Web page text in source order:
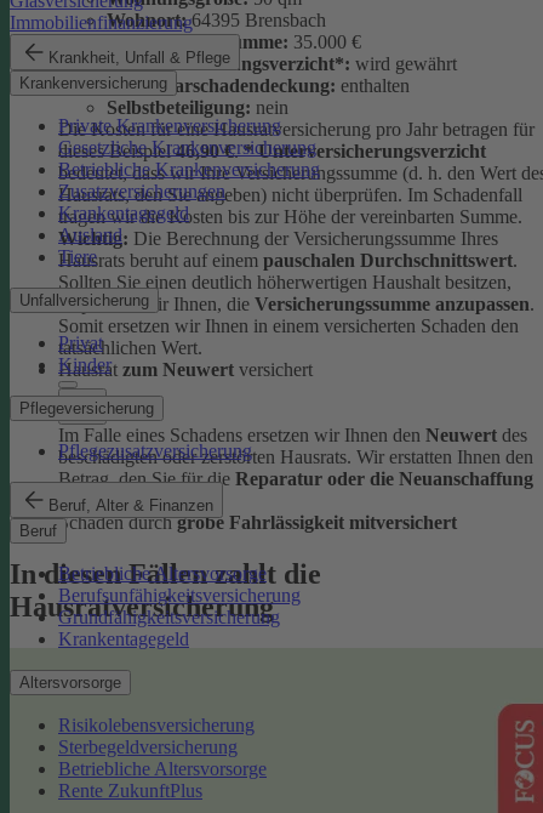
Immobilienfinanzierung
Krankheit, Unfall & Pflege
Krankenversicherung
Private Krankenversicherung
Gesetzliche Krankenversicherung
Betriebliche Krankenversicherung
Zusatzversicherungen
Krankentagegeld
Ausland
Tiere
Unfallversicherung
Privat
Kinder
Pflegeversicherung
Pflegezusatzversicherung
Beruf, Alter & Finanzen
Beruf
Betriebliche Altersvorsorge
Berufsunfähigkeitsversicherung
Grundfähigkeitsversicherung
Krankentagegeld
Altersvorsorge
Risikolebensversicherung
Sterbegeldversicherung
Betriebliche Altersvorsorge
Rente ZukunftPlus
Wohnort:64395 Brensbach
Versicherungssumme: 35.000 €
Unterversicherungsverzicht*: wird gewährt
Elementarschadendeckung: enthalten
Selbstbeteiligung: nein
Die Kosten für eine Hausratversicherung pro Jahr betragen für
dieses Beispiel46,90 €.* Unterversicherungsverzicht
bedeutet, dass wir Ihre Versicherungssumme (d. h. den Wert
Hausrats, den Sie angeben) nicht überprüfen. Im Schadenfall
tragen wir die Kosten bis zur Höhe der vereinbarten Summe.
Wichtig: Die Berechnung der Versicherungssumme Ihres
Hausrats beruht auf einem pauschalen Durchschnittswert.
Sollten Sie einen deutlich höherwertigen Haushalt besitzen,
empfehlen wir Ihnen, die Versicherungssumme anzupassen.
Somit ersetzen wir Ihnen in einem versicherten Schaden den
tatsächlichen Wert.
Hausrat zum Neuwert versichert
Im Falle eines Schadens ersetzen wir Ihnen den Neuwert des
beschädigten oder zerstörten Hausrats. Wir erstatten Ihnen den
Betrag, den Sie für die Reparatur oder die Neuanschaffung
ausgeben müssten.
Schäden durchgrobe Fahrlässigkeit mitversichert
In diesen Fällen zahlt die
Hausratversicherung